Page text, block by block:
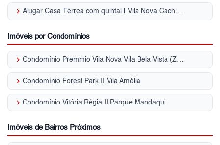
keyboard_arrow_right Alugar Casa Térrea com quintal | Vila Nova Cachoeirinha
Imóveis por Condomínios
keyboard_arrow_right Condomínio Premmio Vila Nova Vila Bela Vista (Zona Norte)
keyboard_arrow_right Condomínio Forest Park II Vila Amélia
keyboard_arrow_right Condomínio Vitória Régia II Parque Mandaqui
Imóveis de Bairros Próximos